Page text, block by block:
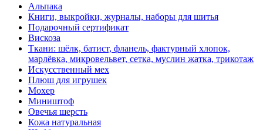
Альпака
Книги, выкройки, журналы, наборы для шитья
Подарочный сертификат
Вискоза
Ткани: шёлк, батист, фланель, фактурный хлопок,
марлёвка, микровельвет, сетка, муслин жатка, трикотаж
Искусственный мех
Плюш для игрушек
Мохер
Миништоф
Овечья шерсть
Кожа натуральная